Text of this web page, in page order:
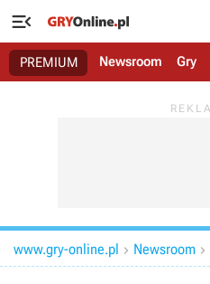

PREMIUM Newsroom Gry
www.gry-online.pl  Newsroom 